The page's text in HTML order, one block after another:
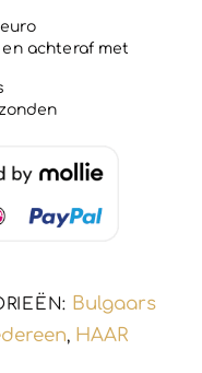
achteraf met
Bulgaars
, HAAR